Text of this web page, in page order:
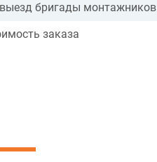
бригады монтажников
заказа